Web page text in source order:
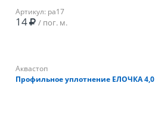
Артикул: pa17
14 / пог. м.
Аквастоп
Профильное уплотнение ЕЛОЧКА 4,0